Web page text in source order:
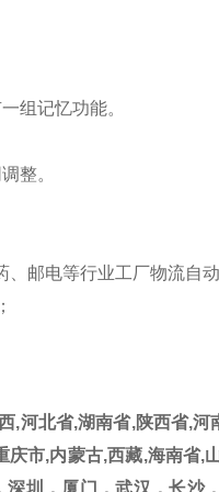
组记忆功能。
整。
邮电等行业工厂物流自动
,河北省,湖南省,陕西省,河
庆市,内蒙古,西藏,海南省,
圳，厦门，武汉，长沙